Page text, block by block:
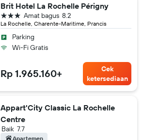
Brit Hotel La Rochelle Périgny
La Rochelle, Charente-Maritime, Prancis
8.2
Amat bagus
bintang 3
Parking
Wi-Fi Gratis
Rp 1.965.160+
Cek
ketersediaan
Appart'City Classic La Rochelle
Centre
7.7
Baik
Apartemen